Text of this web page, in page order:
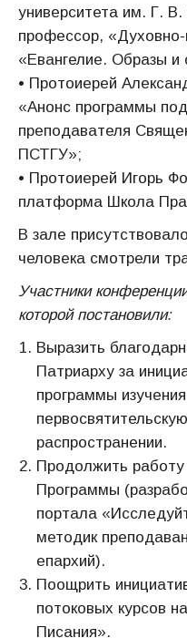
университета им. Г.
профессор, «Духовно-
«Евангелие. Образы и
• Протоиерей
«Анонс программы
преподавателя
ПСТГУ»;
• Протоиерей Игорь
платформа Школа
В зале
человека смотрели
Участники
которой постановили:
Выразить
Патриарху за
программы
распространении.
Продолжить
Программы
портала
методик
епархий).
Поощрить
потоковых курсов
Писания».